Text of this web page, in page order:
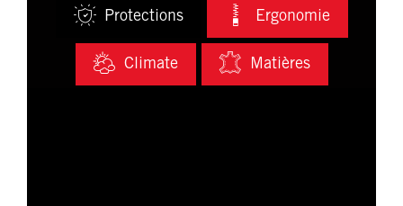
Protections Ergonomie
Climate Matières